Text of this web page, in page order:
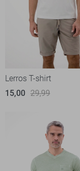
Lerros T-shirt
15,00 29,99